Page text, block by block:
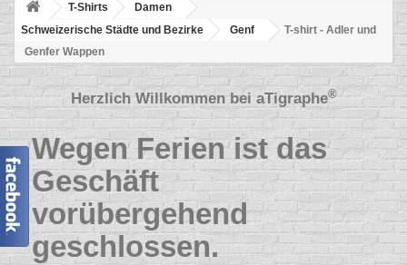
T-Shirts
Damen
Schweizerische Städte und Bezirke
Genf
T-shirt - Adler und
Genfer Wappen
Herzlich Willkommen beiaTigraphe®
Wegen Ferien ist das
Geschäft
vorübergehend
geschlossen.